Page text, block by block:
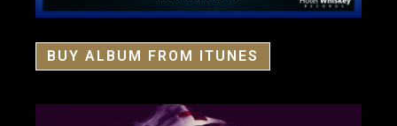
BUY ALBUM FROM ITUNES